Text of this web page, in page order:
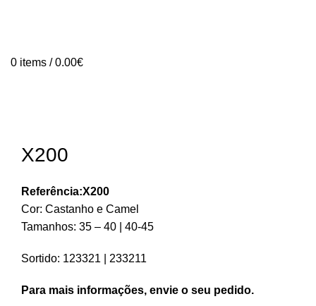
0 items / 0.00€
X200
Referência:X200
Cor: Castanho e Camel
Tamanhos: 35 – 40 | 40-45
Sortido: 123321 | 233211
Para mais informações, envie o seu pedido.